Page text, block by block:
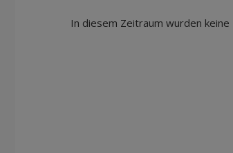
In diesem Zeitraum wurden keine